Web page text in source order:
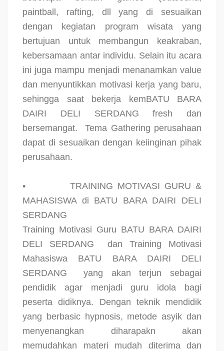
paintball, rafting, dll yang di sesuaikan
dengan kegiatan program wisata yang
bertujuan untuk membangun keakraban,
kebersamaan antar individu. Selain itu acara
ini juga mampu menjadi menanamkan value
dan menyuntikkan motivasi kerja yang baru,
sehingga saat bekerja kemBATU BARA
DAIRI DELI SERDANG fresh dan
bersemangat.
Tema Gathering perusahaan
dapat di sesuaikan dengan keiinginan pihak
perusahaan.
•
TRAINING MOTIVASI GURU &
MAHASISWA di BATU BARA DAIRI DELI
SERDANG
Training Motivasi Guru BATU BARA DAIRI
DELI SERDANG
dan Training Motivasi
Mahasiswa BATU BARA DAIRI DELI
SERDANG
yang akan terjun sebagai
pendidik agar menjadi guru idola bagi
peserta didiknya. Dengan teknik mendidik
yang berbasic hypnosis, metode asyik dan
menyenangkan diharapakn akan
memudahkan materi mudah diterima dan